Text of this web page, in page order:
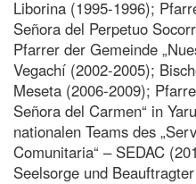
Liborina (1995-1996);
Señora del Perpetuo
Pfarrer der Gemeinde
Vegachí (2002-2005);
Meseta (2006-2009);
Señora del Carmen“ in
nationalen Teams des
Comunitaria“ – SEDAC
Seelsorge und